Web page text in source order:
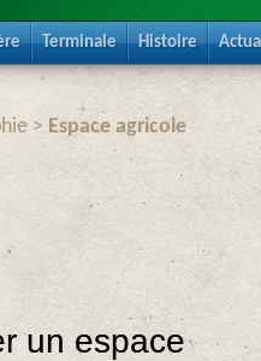
Terminale Histoire
> Espace agricole
un espace